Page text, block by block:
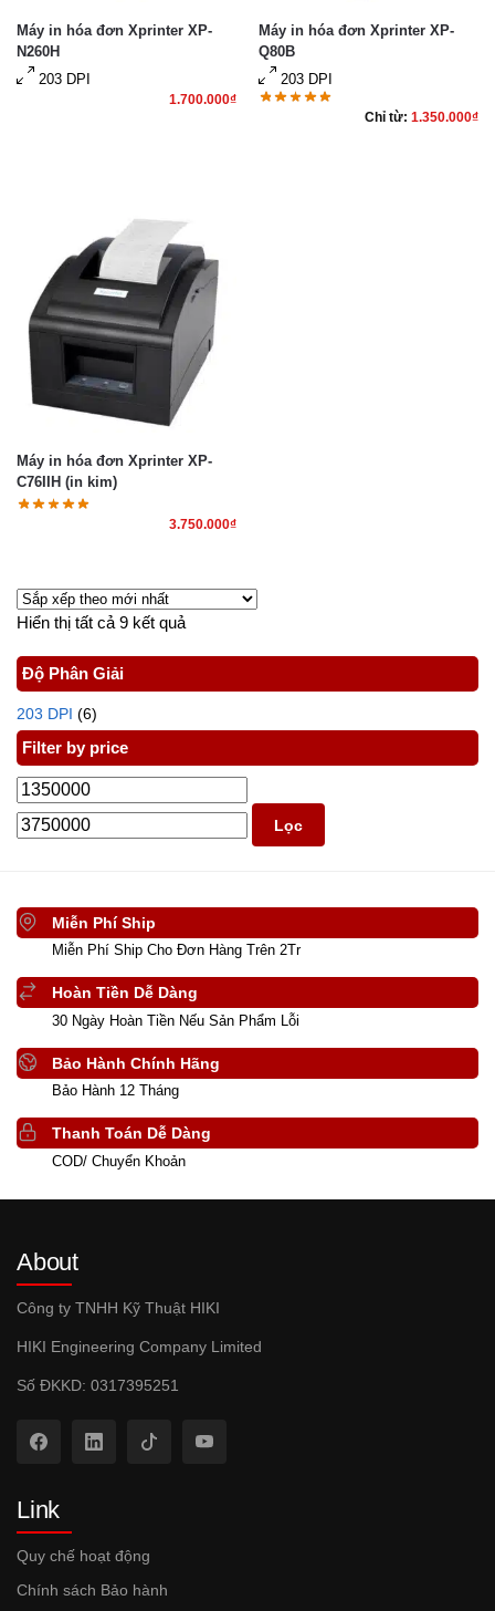
Máy in hóa đơn Xprinter XP-
N260H
203 DPI
1.700.000₫
Máy in hóa đơn Xprinter XP-
Q80B
203 DPI
Chỉ từ: 1.350.000₫
Máy in hóa đơn Xprinter XP-
C76IIH (in kim)
3.750.000₫
Hiển thị tất cả 9 kết quả
Độ Phân Giải
203 DPI (6)
Filter by price
Lọc
Miễn Phí Ship
Miễn Phí Ship Cho Đơn Hàng Trên 2Tr
Hoàn Tiền Dễ Dàng
30 Ngày Hoàn Tiền Nếu Sản Phẩm Lỗi
Bảo Hành Chính Hãng
Bảo Hành 12 Tháng
Thanh Toán Dễ Dàng
COD/ Chuyển Khoản
About
Công ty TNHH Kỹ Thuật HIKI
HIKI Engineering Company Limited
Số ĐKKD: 0317395251
Link
Quy chế hoạt động
Chính sách Bảo hành